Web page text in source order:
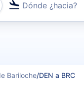
Dónde ¿hacia?
o por vuelos directos
Bariloche/DEN a BRC